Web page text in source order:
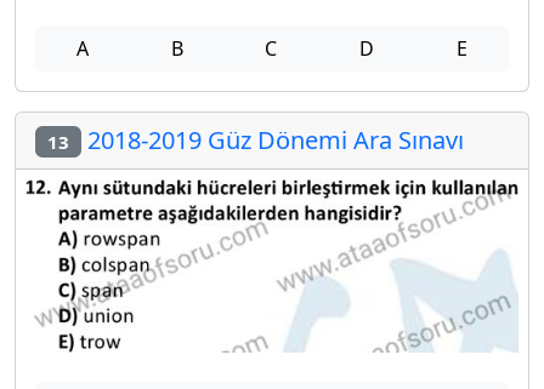
A B C D E
13 2018-2019 Güz Dönemi Ara Sınavı